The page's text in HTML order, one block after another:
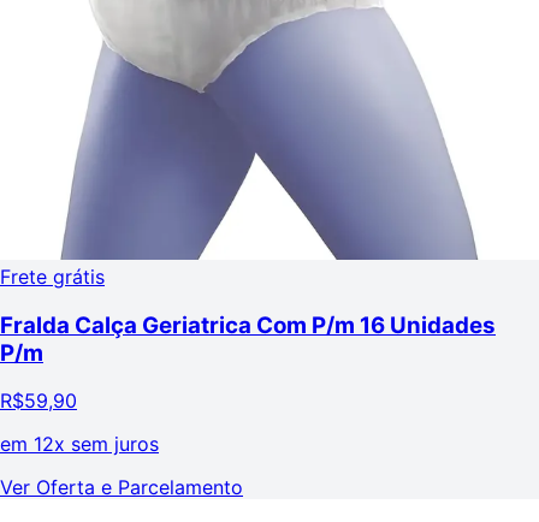
Frete grátis
Fralda Calça Geriatrica Com P/m 16 Unidades
P/m
R$59,90
em 12x sem juros
Ver Oferta e Parcelamento